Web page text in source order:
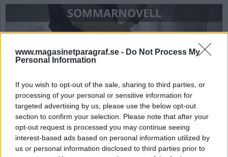
www.magasinetparagraf.se - Do Not Process My
Personal Information
If you wish to opt-out of the sale, sharing to third parties, or
processing of your personal or sensitive information for
targeted advertising by us, please use the below opt-out
section to confirm your selection. Please note that after your
opt-out request is processed you may continue seeing
interest-based ads based on personal information utilized by
us or personal information disclosed to third parties prior to
SOMMARNOVELL
Brun hämnd
En vakt på Tidaholmsanstalten får en påse med